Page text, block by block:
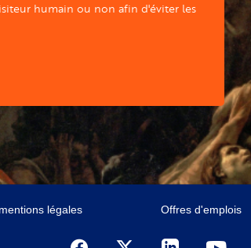
humain ou non afin d'éviter les
légales Offres d'emplois